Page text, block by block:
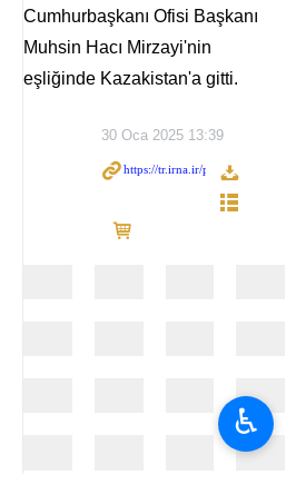
Cumhurbaşkanı Ofisi Başkanı
Muhsin Hacı Mirzayi'nin
eşliğinde Kazakistan'a gitti.
30 Oca 2025 13:39
♿︎